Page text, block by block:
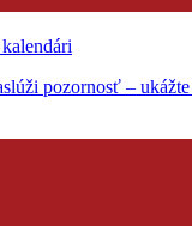
pozornosť –